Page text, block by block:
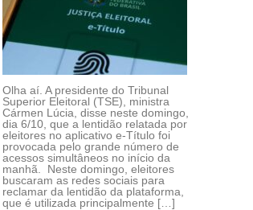
Olha aí. A presidente do Tribunal
Superior Eleitoral (TSE), ministra
Cármen Lúcia, disse neste domingo,
dia 6/10, que a lentidão relatada por
eleitores no aplicativo e-Título foi
provocada pelo grande número de
acessos simultâneos no início da
manhã. Neste domingo, eleitores
buscaram as redes sociais para
reclamar da lentidão da plataforma,
que é utilizada principalmente […]